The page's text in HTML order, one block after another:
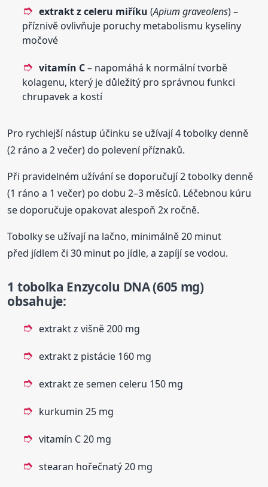
extrakt z celeru miříku (Apium graveolens) –
příznivě ovlivňuje poruchy metabolismu kyseliny
močové
vitamín C– napomáhá k normální tvorbě
kolagenu, který je důležitý pro správnou funkci
chrupavek a kostí
Pro rychlejší nástup účinku se užívají 4 tobolky denně
(2 ráno a 2 večer) do polevení příznaků.
Při pravidelném užívání se doporučují 2 tobolky denně
(1 ráno a 1 večer) po dobu 2–3 měsíců. Léčebnou kúru
se doporučuje opakovat alespoň 2x ročně.
Tobolky se užívají na lačno, minimálně 20 minut
před jídlem či 30 minut po jídle, a zapíjí se vodou.
1 tobolka Enzycolu DNA (605 mg)
obsahuje:
extrakt z višně 200 mg
extrakt z pistácie 160 mg
extrakt ze semen celeru 150 mg
kurkumin 25 mg
vitamín C 20 mg
stearan hořečnatý 20 mg